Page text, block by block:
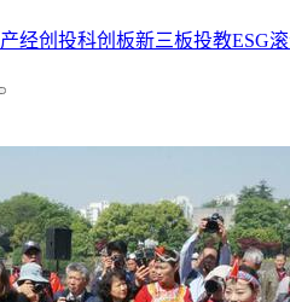
产经创投科创板新三板投教ESG